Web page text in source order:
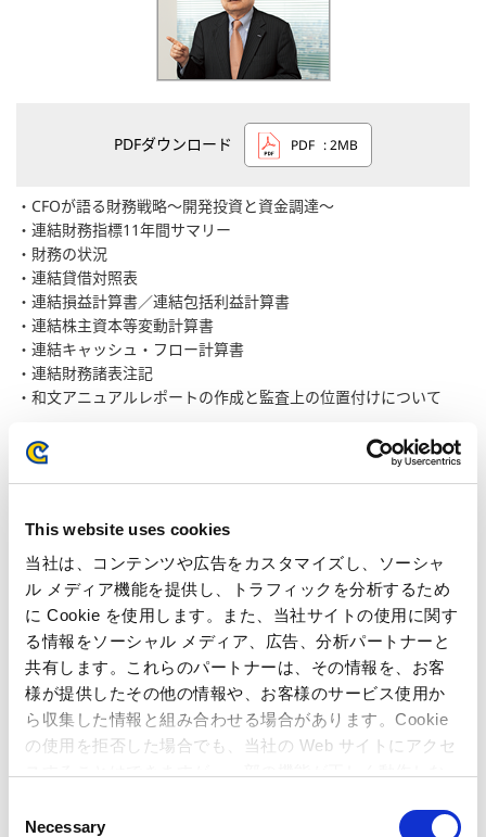
This website uses cookies
当社は、コンテンツや広告をカスタマイズし、ソーシャ
ル メディア機能を提供し、トラフィックを分析するため
に Cookie を使用します。また、当社サイトの使用に関す
る情報をソーシャル メディア、広告、分析パートナーと
共有します。これらのパートナーは、その情報を、お客
様が提供したその他の情報や、お客様のサービス使用か
ら収集した情報と組み合わせる場合があります。Cookie
の使用を拒否した場合でも、当社の Web サイトにアクセ
Necessary
PDFダウンロード PDF : 2MB
CFOが語る財務戦略～開発投資と資金調達～
連結財務指標11年間サマリー
財務の状況
連結貸借対照表
連結損益計算書／連結包括利益計算書
連結株主資本等変動計算書
連結キャッシュ・フロー計算書
連結財務諸表注記
和文アニュアルレポートの作成と監査上の位置付けについて
会社概要
PDFダウンロード PDF : 274KB
会社概要